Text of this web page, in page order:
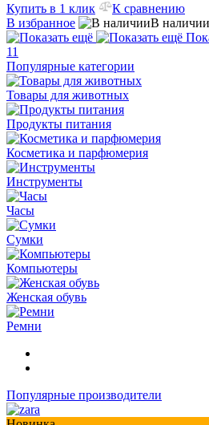
Купить в 1 клик
К сравнению
В избранное
В наличии
11
Популярные категории
Товары для животных
Продукты питания
Косметика и парфюмерия
Инструменты
Часы
Сумки
Компьютеры
Женская обувь
Ремни
Популярные производители